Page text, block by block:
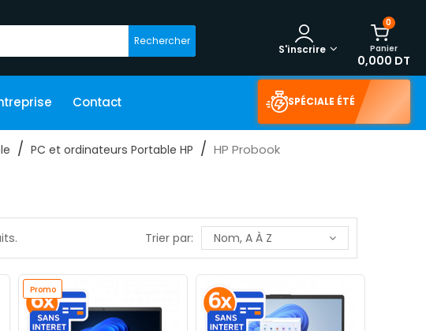
Rechercher
0
Panier
0,000 DT
S'inscrire
Contact SPÉCIALE ÉTÉ
PC et ordinateurs Portable HP HP Probook
Trier par: Nom, A À Z
Promo